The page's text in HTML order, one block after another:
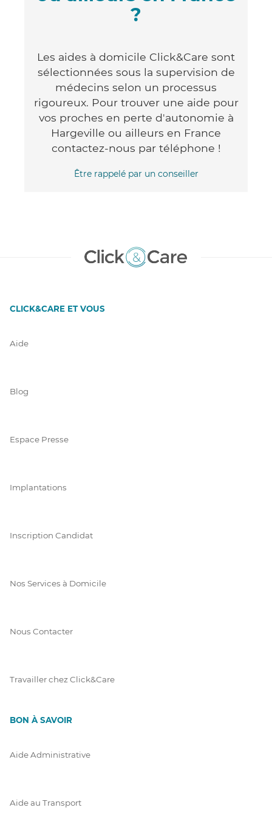
?
Les aides à domicile Click&Care sont
sélectionnées sous la supervision de
médecins selon un processus
rigoureux. Pour trouver une aide pour
vos proches en perte d'autonomie à
Hargeville ou ailleurs en France
contactez-nous par téléphone !
Être rappelé par un conseiller
CLICK&CARE ET VOUS
Aide
Blog
Espace Presse
Implantations
Inscription Candidat
Nos Services à Domicile
Nous Contacter
Travailler chez Click&Care
BON À SAVOIR
Aide Administrative
Aide au Transport